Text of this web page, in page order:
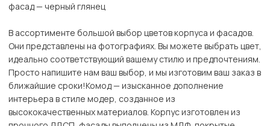
фасад — черный глянец
В ассортименте большой выбор цветов корпуса и фасадов.
Они представлены на фотографиях. Вы можете выбрать цвет,
идеально соответствующий вашему стилю и предпочтениям.
Просто напишите нам ваш выбор, и мы изготовим ваш заказ в
ближайшие сроки!Комод — изысканное дополнение
интерьера в стиле модер, созданное из
высококачественных материалов. Корпус изготовлен из